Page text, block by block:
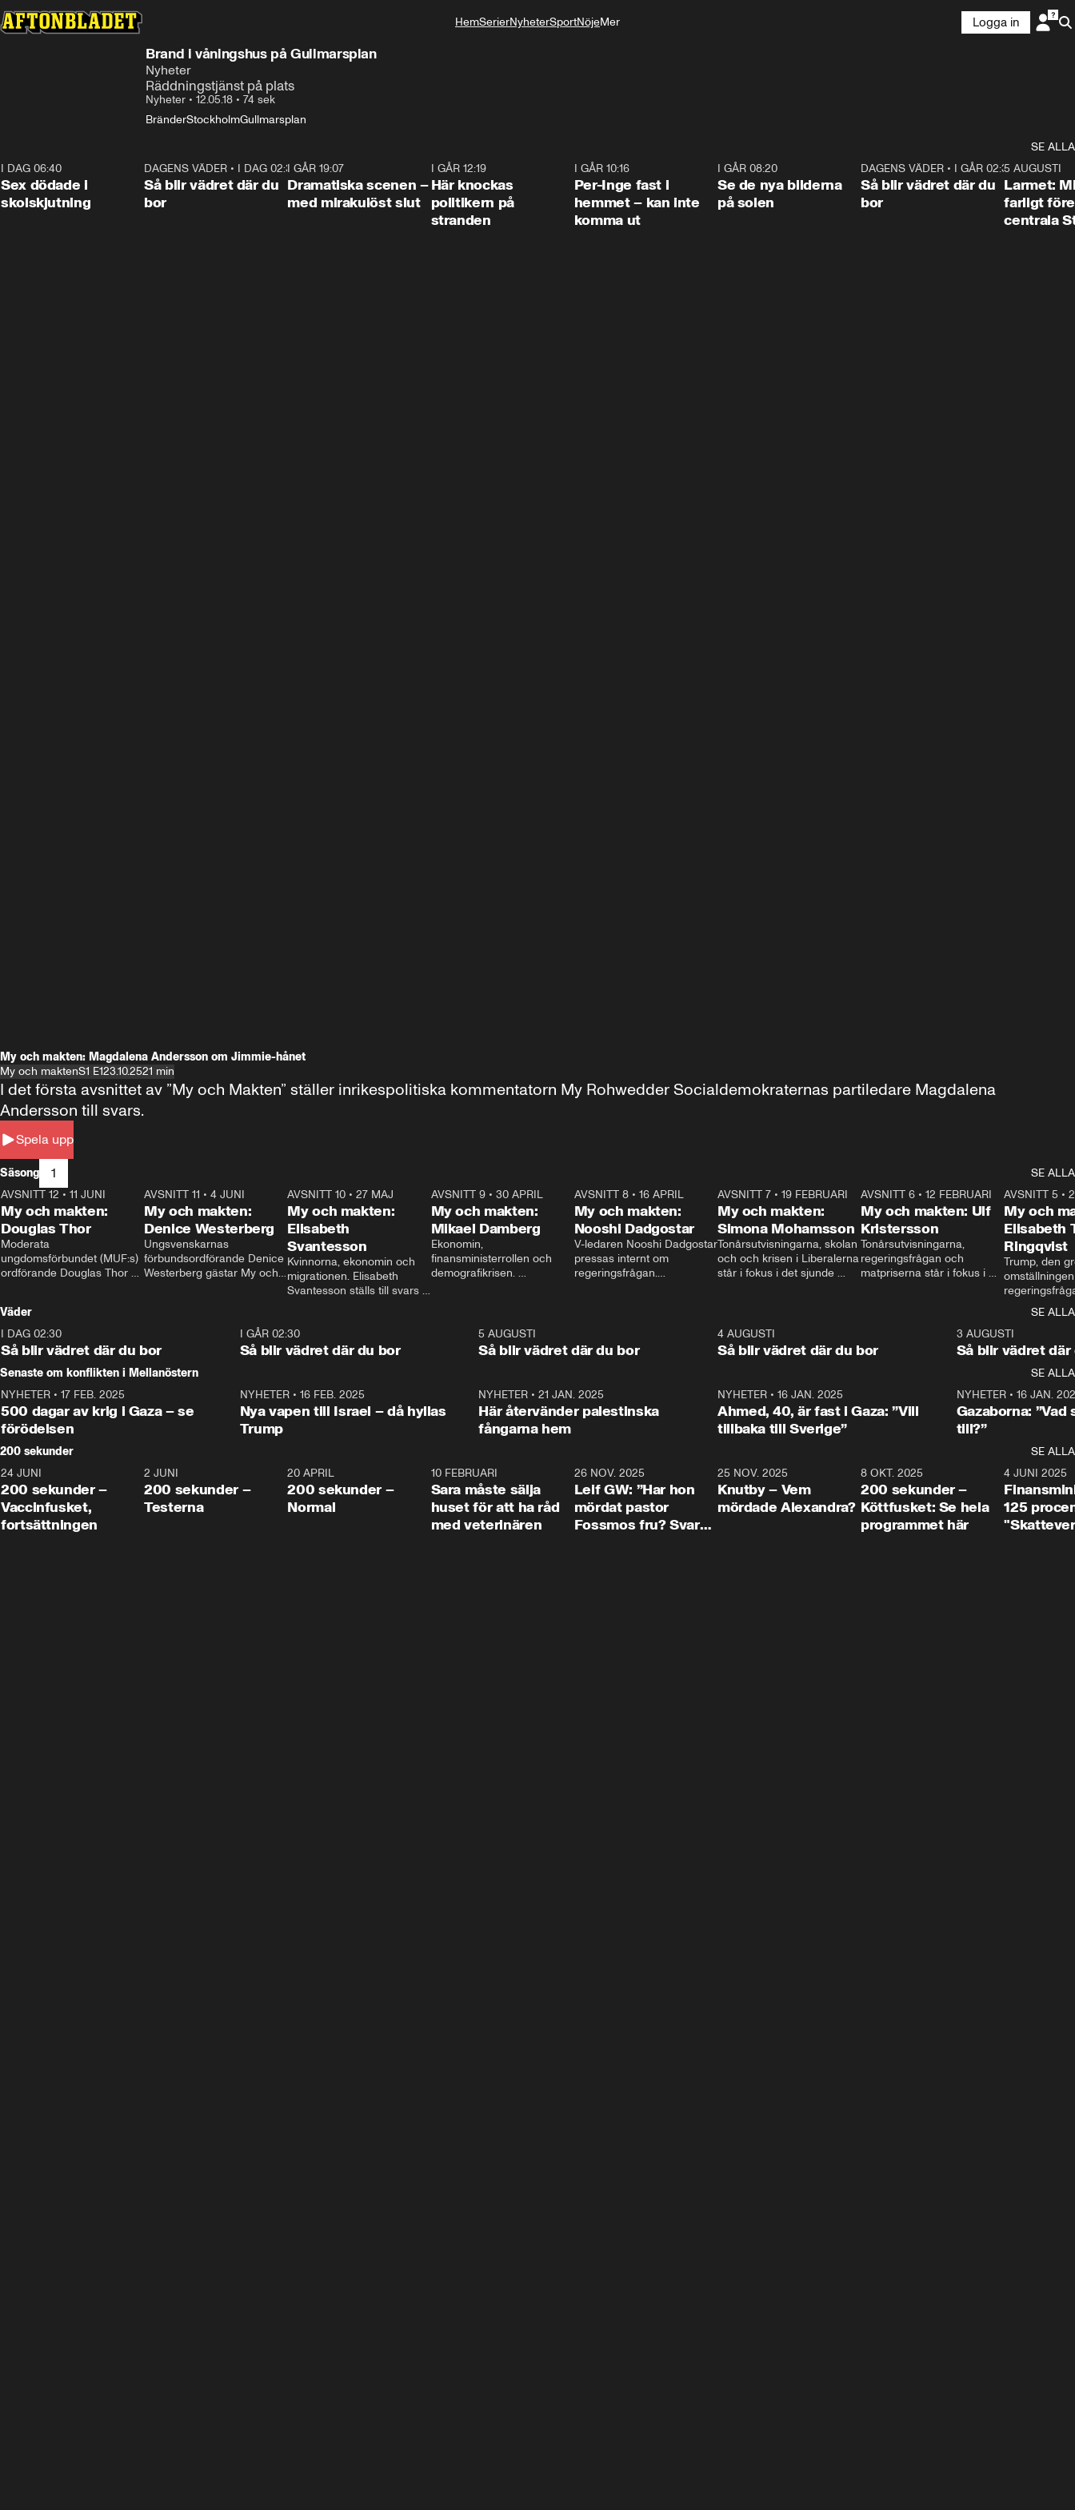
HemSerierNyheterSportNöjeMer
Logga in
Brand i våningshus på Gullmarsplan
Nyheter
Räddningstjänst på plats
Nyheter • 12.05.18 • 74 sek
BränderStockholmGullmarsplan
SE ALLA
I DAG 06:40
Sex dödade i
skolskjutning
1:06
DAGENS VÄDER • I DAG 02:30
Så blir vädret där du
bor
I GÅR 19:07
Dramatiska scenen –
med mirakulöst slut
I GÅR 12:19
Här knockas
politikern på
stranden
I GÅR 10:16
Per-Inge fast i
hemmet – kan inte
komma ut
I GÅR 08:20
Se de nya bilderna
på solen
1:06
DAGENS VÄDER • I GÅR 02:30
Så blir vädret där du
bor
5 AUGUSTI
Larmet:
farligt
centrala
My och makten: Magdalena Andersson om Jimmie-hånet
My och maktenS1 E123.10.2521 min
Spela upp
I det första avsnittet av ”My och Makten” ställer inrikespolitiska kommentatorn My Rohwedder Socialdemokraternas partiledare Magdalena
Andersson till svars.
Säsong 1
SE ALLA
26:27
AVSNITT 12 • 11 JUNI
My och makten:
Douglas Thor
Moderata
ungdomsförbundet (MUF:s)
ordförande Douglas Thor
tonårsutvisningarna och hur
Moderaterna ska locka
väljare till valet i höst.
23:40
AVSNITT 11 •4 JUNI
My och makten:
Denice Westerberg
Ungsvenskarnas
förbundsordförande Denice
Westerberg gästar My och
AVSNITT 10 •27 MAJ
My och makten:
Elisabeth
Svantesson
Kvinnorna, ekonomin och
migrationen. Elisabeth
Svantesson ställs till svars
AVSNITT 9• 30 APRIL
My och makten:
Mikael Damberg
Ekonomin,
finansministerrollen och
demografikrisen.
och Makten.
AVSNITT 8• 16 APRIL
My och makten:
Nooshi Dadgostar
V-ledaren Nooshi Dadgostar
pressas internt om
regeringsfrågan.
– Vi ställer upp i val. Ska vi
vara med så sitter vi förstås
24:30
AVSNITT 7• 19 FEBRUARI
My och makten:
Simona Mohamsson
Tonårsutvisningarna, skolan
och och krisen i Liberalerna
står i fokus i det sjunde
kommentator My
Rohwedder ställer
utbildnings- och
Mohamsson till svars.
27:30
AVSNITT 6 •12 FEBRUARI
My och makten: Ulf
Kristersson
Tonårsutvisningarna,
regeringsfrågan och
matpriserna står i fokus i
Rohwedder ställer
statsminister Ulf Kristersson
AVSNITT 5 •
My och
Elisabeth
Ringqvist
Trump, den
centrum i
avsnittet av
Makten”. Se
Aftonbladets
Rohwedder
Thand Ring
Väder
SE ALLA
I DAG 02:30
Så blir vädret där du bor
1:06
I GÅR 02:30
Så blir vädret där du bor
5 AUGUSTI
Så blir vädret där du bor
4 AUGUSTI
Så blir vädret där du bor
3 AUGUSTI
Så blir vädret där
Senaste om konflikten i Mellanöstern
SE ALLA
NYHETER • 17 FEB. 2025
500 dagar av krig i Gaza – se
förödelsen
NYHETER• 16 FEB. 2025
Nya vapen till Israel – då hyllas
Trump
NYHETER •21 JAN. 2025
Här återvänder palestinska
fångarna hem
NYHETER• 16 JAN. 2025
Ahmed, 40, är fast i Gaza: ”Vill
tillbaka till Sverige”
NYHETER• 16 JAN.
Gazaborna:
till?”
200 sekunder
SE ALLA
5:00
24 JUNI
200 sekunder –
Vaccinfusket,
fortsättningen
4:23
2 JUNI
200 sekunder –
Testerna
20 APRIL
200 sekunder –
Normal
10 FEBRUARI
Sara måste sälja
huset för att ha råd
med veterinären
26 NOV. 2025
Leif GW: ”Har hon
mördat pastor
Fossmos fru? Svar
31:05
25 NOV. 2025
Knutby – Vem
mördade Alexandra?
4:29
8 OKT. 2025
200 sekunder –
Köttfusket: Se hela
programmet här
4 JUNI 2025
125